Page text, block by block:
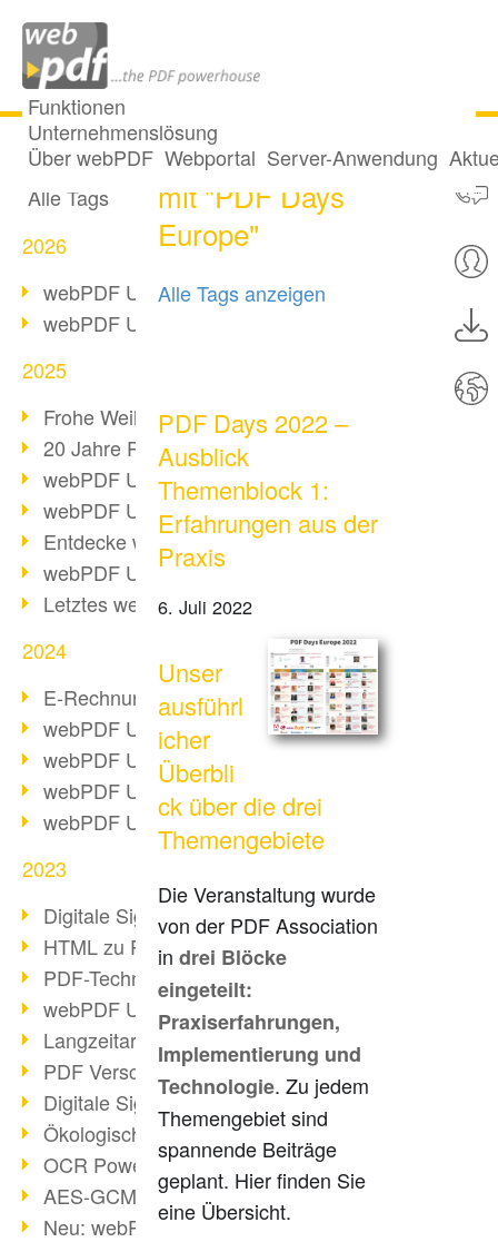
Funktionen
Unternehmenslösung
Über webPDF Webportal Server-Anwendung
Alle Beiträge
Alle Tags
2026
webPDF Update 10.0.5
webPDF Update 10.0.4
2025
Frohe Weihnachten & Auszeit
20 Jahre PDF/A
webPDF Update 10.0.3
webPDF Update 10.0.2
Entdecke webPDF 10
webPDF Update 9.0.0.3655
Letztes webPDF 8 Update
2024
E-Rechnungsstellung ab 2025
webPDF Update 9.0.0.3584
webPDF Update 9.0.0.3479
webPDF Update 9.0.0.3361
webPDF Update 9.0.0.3264
2023
Digitale Signatur in PDF
HTML zu PDF
PDF-Techniken für Barrierefreiheit
webPDF Update 9.0.0.3149
Langzeitarchivierung mit PDF/A
PDF Verschlüsselung
Digitale Signaturen
Ökologischen Abdruck reduzieren
OCR Power für Profis
AES-GCM-Unterstützung (PDF 2.0)
Neu: webPDF Developer Hub
10 Posts getaggt
mit "PDF Days
Europe"
Alle Tags anzeigen
PDF Days 2022 –
Ausblick
Themenblock 1:
Erfahrungen aus der
Praxis
6. Juli 2022
Unser
ausführl
icher
Überbli
ck über die drei
Themengebiete
Die Veranstaltung wurde
von der PDF Association
in drei Blöcke
eingeteilt:
Praxiserfahrungen,
Implementierung und
Technologie. Zu jedem
Themengebiet sind
spannende Beiträge
geplant. Hier finden Sie
eine Übersicht.